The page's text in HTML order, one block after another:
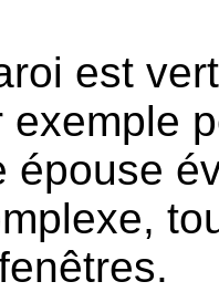
est
exemple
épouse